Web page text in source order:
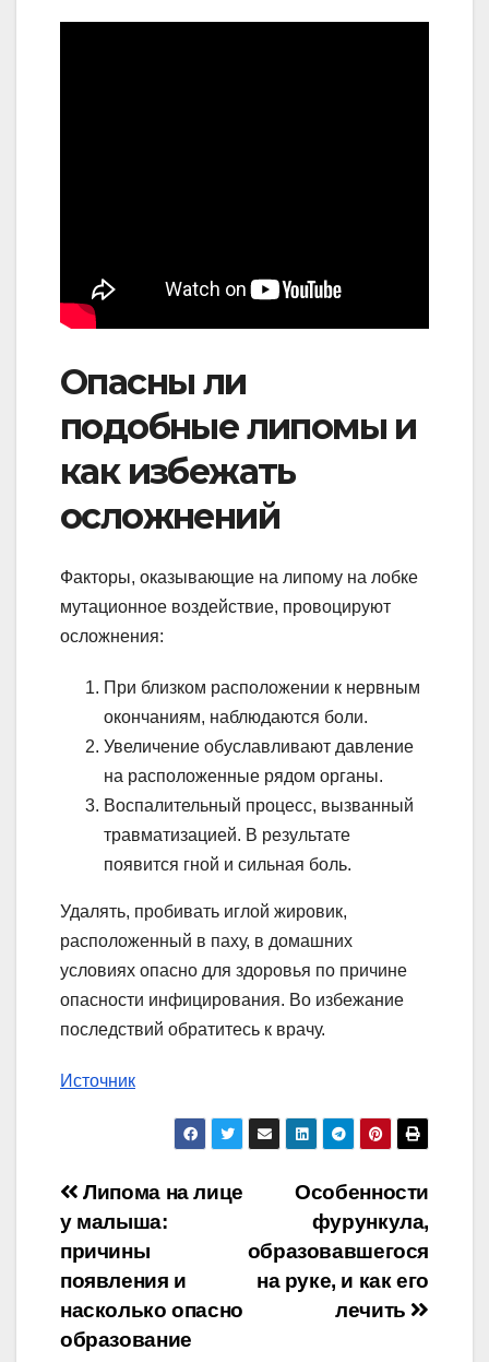
Опасны ли
подобные липомы и
как избежать
осложнений
Факторы, оказывающие на липому на лобке
мутационное воздействие, провоцируют
осложнения:
При близком расположении к нервным
окончаниям, наблюдаются боли.
Увеличение обуславливают давление
на расположенные рядом органы.
Воспалительный процесс, вызванный
травматизацией. В результате
появится гной и сильная боль.
Удалять, пробивать иглой жировик,
расположенный в паху, в домашних
условиях опасно для здоровья по причине
опасности инфицирования. Во избежание
последствий обратитесь к врачу.
Источник
Навигация
по
записям
Особенности
фурункула,
образовавшегося
на руке, и как его
лечить
Липома на лице
у малыша:
причины
появления и
насколько опасно
образование